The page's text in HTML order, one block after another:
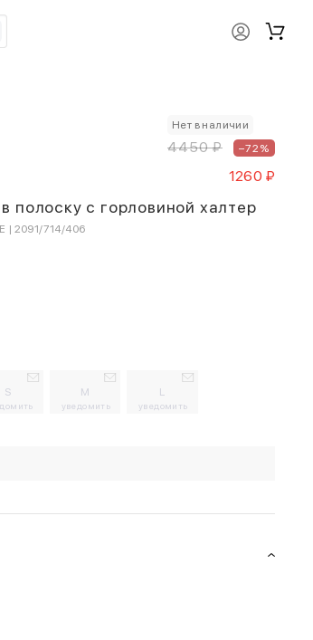
Нет в наличии
4450 ₽ –72%
1260 ₽
полоску с горловиной халтер
| 2091/714/406
S M
уведомить
L
уведомить